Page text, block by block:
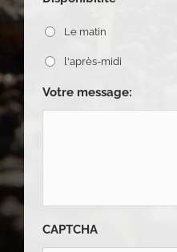
Le matin
l'après-midi
Votre message:
CAPTCHA